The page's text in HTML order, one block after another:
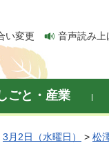
い変更 音声読み上
ごと・産業
3月2日（水曜日） > 松